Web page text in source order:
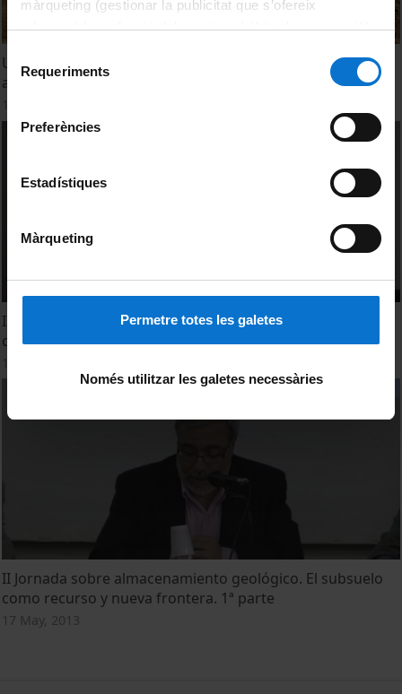
màrqueting (gestionar la publicitat que s’ofereix
adequant-la en funció dels vostres hàbits de navegació).
consultar laPolítica de galetes del lloc web de la
Requeriments
Preferències
Estadístiques
Màrqueting
Permetre totes les galetes
Només utilitzar les galetes necessàries
Un equip de la UB col·labora en la recuperació de 74
artefactes armamentístics enterrats durant la Guerra Civil
II Jornada sobre almacenamiento geológico. El subsuelo
como recurso y nueva frontera. 2ª parte
II Jornada sobre almacenamiento geológico. El subsuelo
como recurso y nueva frontera. 1ª parte
17 May, 2013